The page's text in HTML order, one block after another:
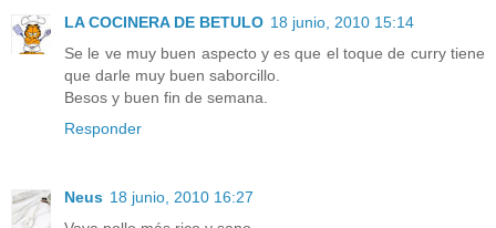
LA COCINERA DE BETULO 18 junio, 2010 15:14
Se le ve muy buen aspecto y es que el toque de curry tiene
que darle muy buen saborcillo.
Besos y buen fin de semana.
Responder
Neus 18 junio, 2010 16:27